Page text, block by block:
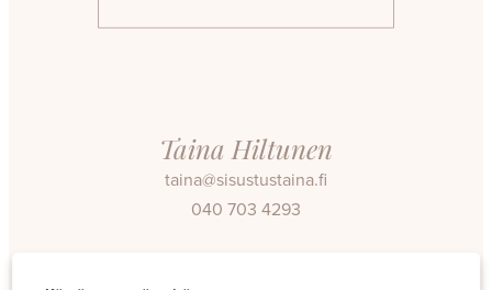
Taina Hiltunen
taina@sisustustaina.fi
040 703 4293